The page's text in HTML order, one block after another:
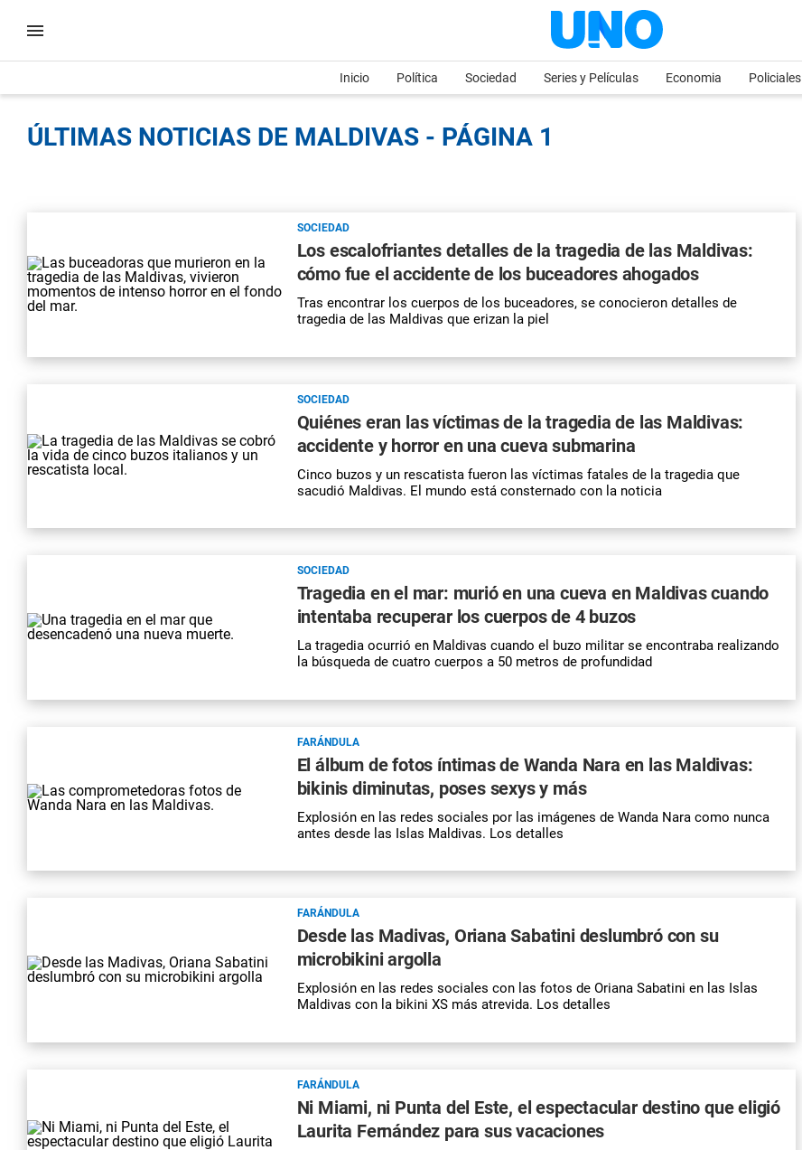
Inicio Política Sociedad Series y Películas Economia Policiales
ÚLTIMAS NOTICIAS DE MALDIVAS - PÁGINA 1
SOCIEDAD
Los escalofriantes detalles de la tragedia de las Maldivas:
cómo fue el accidente de los buceadores ahogados
Tras encontrar los cuerpos de los buceadores, se conocieron detalles de
tragedia de las Maldivas que erizan la piel
SOCIEDAD
Quiénes eran las víctimas de la tragedia de las Maldivas:
accidente y horror en una cueva submarina
Cinco buzos y un rescatista fueron las víctimas fatales de la tragedia que
sacudió Maldivas. El mundo está consternado con la noticia
SOCIEDAD
Tragedia en el mar: murió en una cueva en Maldivas cuando
intentaba recuperar los cuerpos de 4 buzos
La tragediaocurrió en Maldivas cuando el buzo militar se encontraba realizando
la búsqueda de cuatro cuerpos a 50 metros de profundidad
FARÁNDULA
El álbum de fotos íntimas de Wanda Nara en las Maldivas:
bikinis diminutas, poses sexys y más
Explosión en las redes sociales por las imágenes de Wanda Nara como nunca
antes desde las Islas Maldivas. Los detalles
FARÁNDULA
Desde las Madivas, Oriana Sabatini deslumbró con su
microbikini argolla
Explosión en las redes sociales con las fotos de Oriana Sabatini en las Islas
Maldivas con la bikini XS más atrevida. Los detalles
FARÁNDULA
Ni Miami, ni Punta del Este, el espectacular destino que eligió
Laurita Fernández para sus vacaciones